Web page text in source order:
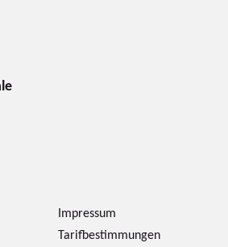
Impressum
Tarifbestimmungen